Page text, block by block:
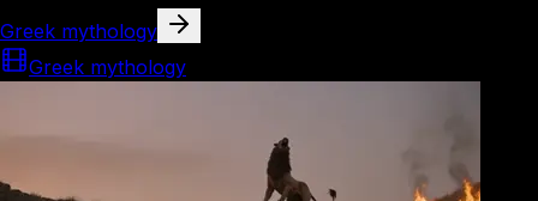
Greek mythology
Greek mythology